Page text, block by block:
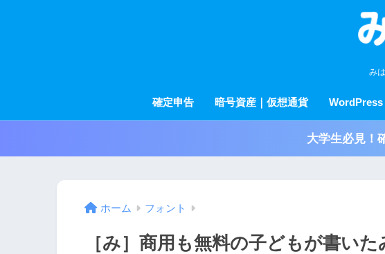
み
確定申告 暗号資産｜仮想通貨 WordPress
大学生必見！
ホーム フォント
［み］商用も無料の子どもが書い